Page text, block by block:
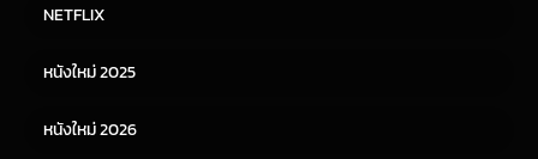
หนังจีน
NETFLIX
หนังใหม่ 2025
หนังใหม่ 2026